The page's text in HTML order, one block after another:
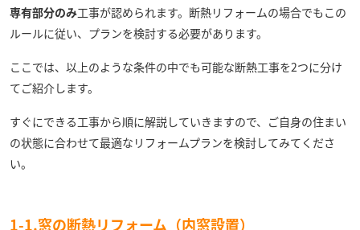
専有部分のみ工事が認められます。断熱リフォームの場合でもこの
ルールに従い、プランを検討する必要があります。
ここでは、以上のような条件の中でも可能な断熱工事を2つに分け
てご紹介します。
すぐにできる工事から順に解説していきますので、ご自身の住まい
の状態に合わせて最適なリフォームプランを検討してみてくださ
い。
1-1.窓の断熱リフォーム（内窓設置）